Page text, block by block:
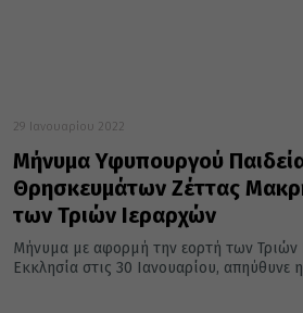
29 Ιανουαρίου 2022
Μήνυμα Υφυπουργού
Θρησκευμάτων Ζέττας
των Τριών Ιεραρχών
Μήνυμα με αφορμή την εορτή των Τριών
Εκκλησία στις 30 Ιανουαρίου, απηύθυνε